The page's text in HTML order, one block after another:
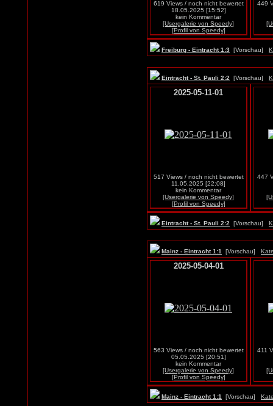
619 Views / noch nicht bewertet
18.05.2025 [15:52]
kein Kommentar
[Usergalerie von Speedy]
[Profil von Speedy]
449
Freiburg - Eintracht 1:3 [Vorschau]
Eintracht - St. Pauli 2:2 [Vorschau]
2025-05-11-01
517 Views / noch nicht bewertet
11.05.2025 [22:08]
kein Kommentar
[Usergalerie von Speedy]
[Profil von Speedy]
447
Eintracht - St. Pauli 2:2 [Vorschau]
Mainz - Eintracht 1:1 [Vorschau]
2025-05-04-01
563 Views / noch nicht bewertet
05.05.2025 [20:51]
kein Kommentar
[Usergalerie von Speedy]
[Profil von Speedy]
411
Mainz - Eintracht 1:1 [Vorschau]